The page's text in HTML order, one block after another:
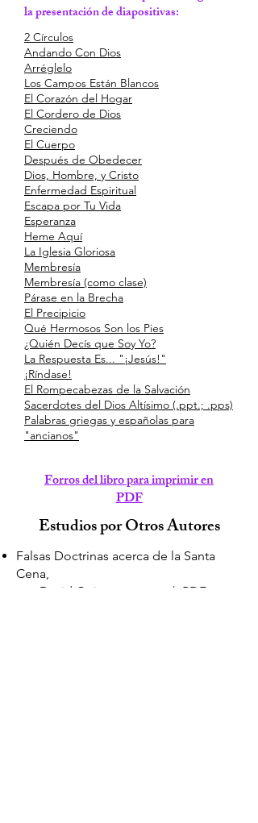
la presentación de diapositivas:
2 Círculos
Andando Con Dios
Arréglelo
Los Campos Están Blancos
El Corazón del Hogar
El Cordero de Dios
Creciendo
El Cuerpo
Después de Obedecer
Dios, Hombre, y Cristo
Enfermedad Espiritual
Escapa por Tu Vida
Esperanza
Heme Aquí
La Iglesia Gloriosa
Membresía
Membresía (como clase)
Párase en la Brecha
El Precipicio
Qué Hermosos Son los Pies
¿Quién Decís que Soy Yo?
La Respuesta Es... "¡Jesús!"
¡Ríndase!
El Rompecabezas de la Salvación
Sacerdotes del Dios Altísimo (.ppt.; .pps)
Palabras griegas y españolas para
"ancianos"
Forros del libro para imprimir en
PDF
Estudios por Otros Autores
Falsas Doctrinas acerca de la Santa
Cena,
por David Quinatoa -
| .PDF